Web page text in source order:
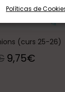
Políticas de
(curs 25-26)
9,75€